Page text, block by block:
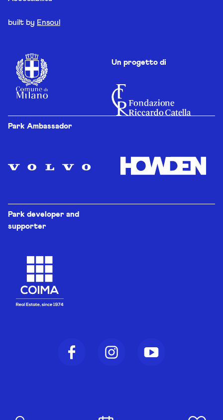
built by Ensoul
Un progetto di
Park Ambassador
Park developer and
supporter